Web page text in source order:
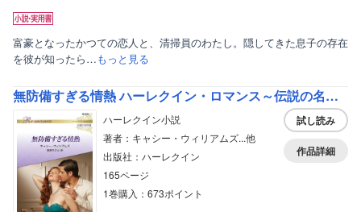
富豪となったかつての恋人と、清掃員のわたし。隠してきた息子の存在
を彼が知ったら…もっと見る
無防備すぎる情熱 ハーレクイン・ロマンス～伝説の名作選～【ハーレクイン・ロマンス版】
ハーレクイン小説
著者：キャシー・ウィリアムズ...他
出版社：ハーレクイン
165ページ
1巻購入：673ポイント
試し読み
作品詳細